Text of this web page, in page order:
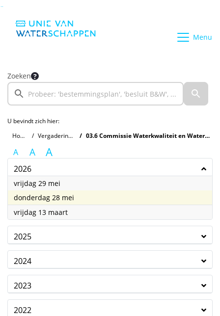
Menu
Zoeken
U bevindt zich hier:
Home
Vergaderingen 03.6 Commissie Waterkwaliteit en Waterketen
A A A
2026
vrijdag 29 mei
donderdag 28 mei
vrijdag 13 maart2026
2025
2024
2023
2022